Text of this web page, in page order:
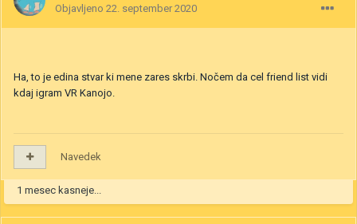
Objavljeno 22. september 2020
Ha, to je edina stvar ki mene zares skrbi. Nočem da cel friend list vidi
kdaj igram VR Kanojo.
Navedek
1 mesec kasneje...